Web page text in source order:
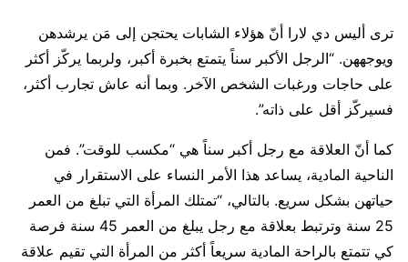
ترى أليس دي لارا أنّ هؤلاء الشابات يحتجن إلى مَن يرشدهن
ويوجههن. “الرجل الأكبر سناً يتمتع بخبرة أكبر، ولربما يركّز أكثر
على حاجات ورغبات الشخص الآخر. وبما أنه عاش تجارب أكثر،
فسيركّز أقل على ذاته”.
كما أنّ العلاقة مع رجل أكبر سناً هي “مكسب للوقت”. فمن
الناحية المادية، يساعد هذا الأمر النساء على الاستقرار في
حياتهن بشكل سريع. بالتالي، “تمتلك المرأة التي تبلغ من العمر
25 سنة وترتبط بعلاقة مع رجل يبلغ من العمر 45 سنة فرصة
كي تتمتع بالراحة المادية سريعاً أكثر من المرأة التي تقيم علاقة